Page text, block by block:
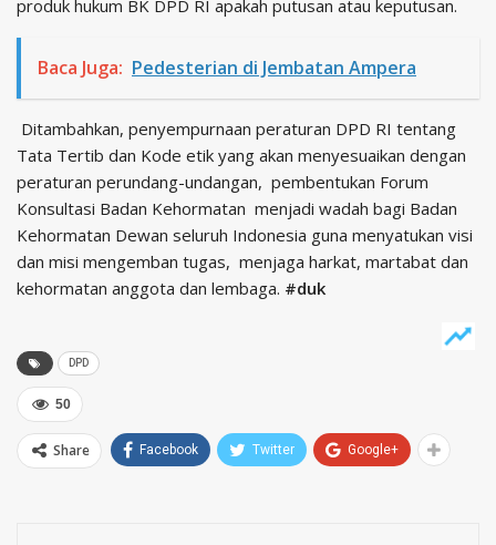
produk hukum BK DPD RI apakah putusan atau keputusan.
Baca Juga: Pedesterian di Jembatan Ampera
Ditambahkan, penyempurnaan peraturan DPD RI tentang
Tata Tertib dan Kode etik yang akan menyesuaikan dengan
peraturan perundang-undangan, pembentukan Forum
Konsultasi Badan Kehormatan menjadi wadah bagi Badan
Kehormatan Dewan seluruh Indonesia guna menyatukan visi
dan misi mengemban tugas, menjaga harkat, martabat dan
kehormatan anggota dan lembaga. #duk
DPD
50
Share Facebook Twitter Google+